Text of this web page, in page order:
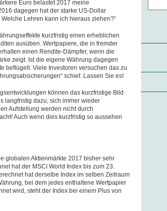
Euro belastet 2017 meine
dagegen hat der starke US-Dollar
Lehren kann ich hieraus ziehen?“
kurzfristig einen erheblichen
ausüben. Wertpapiere, die in fremder
einen Rendite-Dämpfer, wenn die
zeigt. Ist die eigene Währung dagegen
beflügelt. Viele Investoren versuchen das zu
schief. Lassen Sie es!
können das kurzfristige Bild
langfristig dazu, sich immer wieder
Aufstellung werden nicht durch
Auch wenn dies kurzfristig so aussehen
globalen Aktienmärkte 2017 bisher sehr
hat der MSCI World Index bis zum 23.
hat derselbe Index im selben Zeitraum
bei dem jedes enthaltene Wertpapier
wird, steht der Index bei einem Plus von